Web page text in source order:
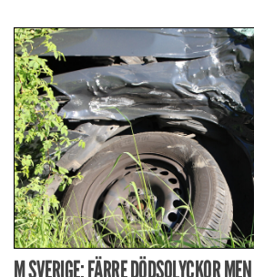
M SVERIGE: FÄRRE DÖDSOLYCKOR